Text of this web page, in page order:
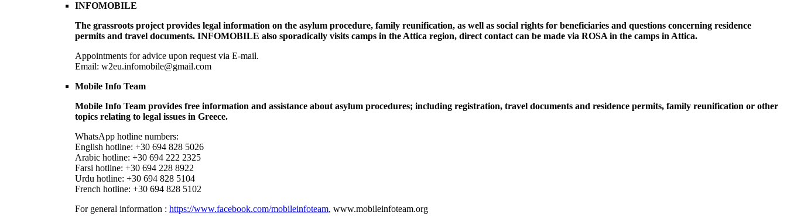
INFOMOBILE
The grassroots project provides legal information on the asylum procedure, family reunification, as well as social rights for beneficiaries and questions concerning residence
permits and travel documents. INFOMOBILE also sporadically visits camps in the Attica region, direct contact can be made via ROSA in the camps in Attica.
Appointments for advice upon request via E-mail.
Email: w2eu.infomobile@gmail.com
Mobile Info Team
Mobile Info Team provides free information and assistance about asylum procedures; including registration, travel documents and residence permits, family reunification or other
topics relating to legal issues in Greece.
WhatsApp hotline numbers:
English hotline: +30 694 828 5026
Arabic hotline: +30 694 222 2325
Farsi hotline: +30 694 228 8922
Urdu hotline: +30 694 828 5104
French hotline: +30 694 828 5102
For general information : https://www.facebook.com/mobileinfoteam, www.mobileinfoteam.org